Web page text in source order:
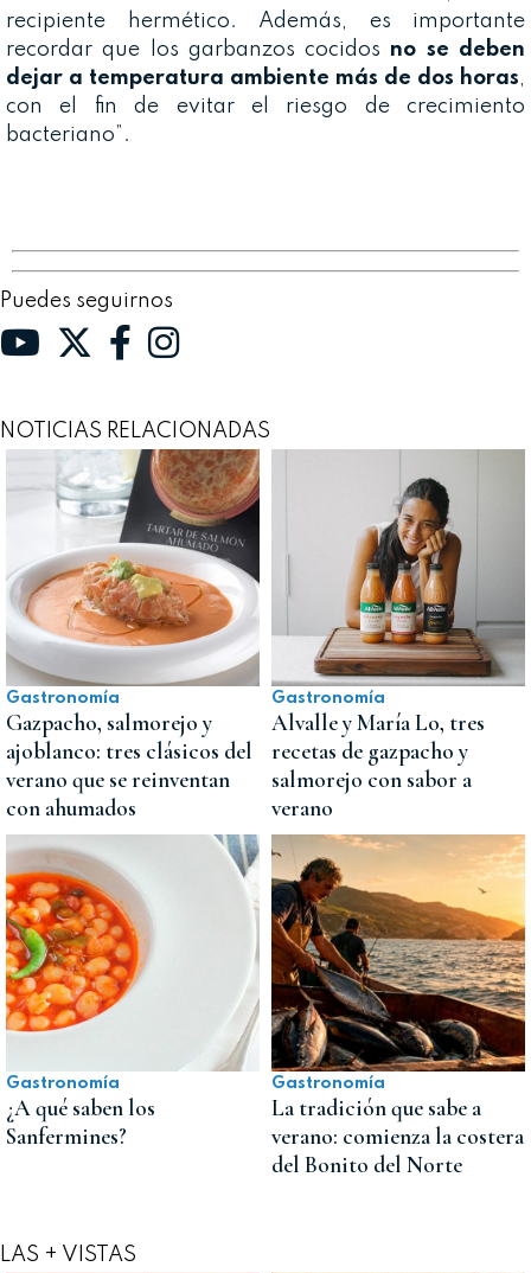
recipiente hermético. Además, es importante
recordar que los garbanzos cocidos no se deben
dejar a temperatura ambiente más de dos horas,
con el fin de evitar el riesgo de crecimiento
bacteriano”.
Puedes seguirnos
NOTICIAS RELACIONADAS
Gastronomía
Gazpacho, salmorejo y
ajoblanco: tres clásicos del
verano que se reinventan
con ahumados
Gastronomía
Alvalle y María Lo, tres
recetas de gazpacho y
salmorejo con sabor a
verano
Gastronomía
¿A qué saben los
Sanfermines?
Gastronomía
La tradición que sabe a
verano: comienza la costera
del Bonito del Norte
LAS + VISTAS